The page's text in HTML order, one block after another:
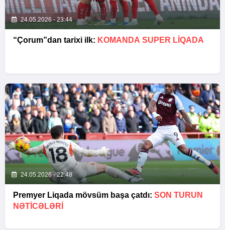
24.05.2026 - 23:44
“Çorum”dan tarixi ilk: KOMANDA SUPER LIQADA
24.05.2026 - 22:48
Premyer Liqada mövsüm başa çatdı: SON TURUN
NƏTİCƏLƏRİ